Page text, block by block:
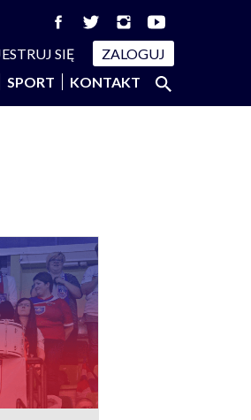
SIĘ
ZALOGUJ
SPORT KONTAKT Szukaj:
SZUKAJ